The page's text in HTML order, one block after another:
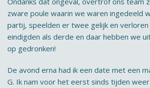
zware poule waarin we waren ingedeeld
partij, speelden er twee gelijk en verloren
eindigden als derde en daar hebben we
op gedronken!
De avond erna had ik een date met een
G. Ik nam voor het eerst sinds tijden